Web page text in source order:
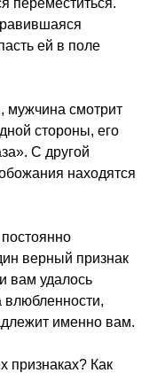
ей в поле
мужчина смотрит
стороны, его
С другой
находятся
верный признак
вам удалось
влюбленности,
именно вам.
признаках? Как